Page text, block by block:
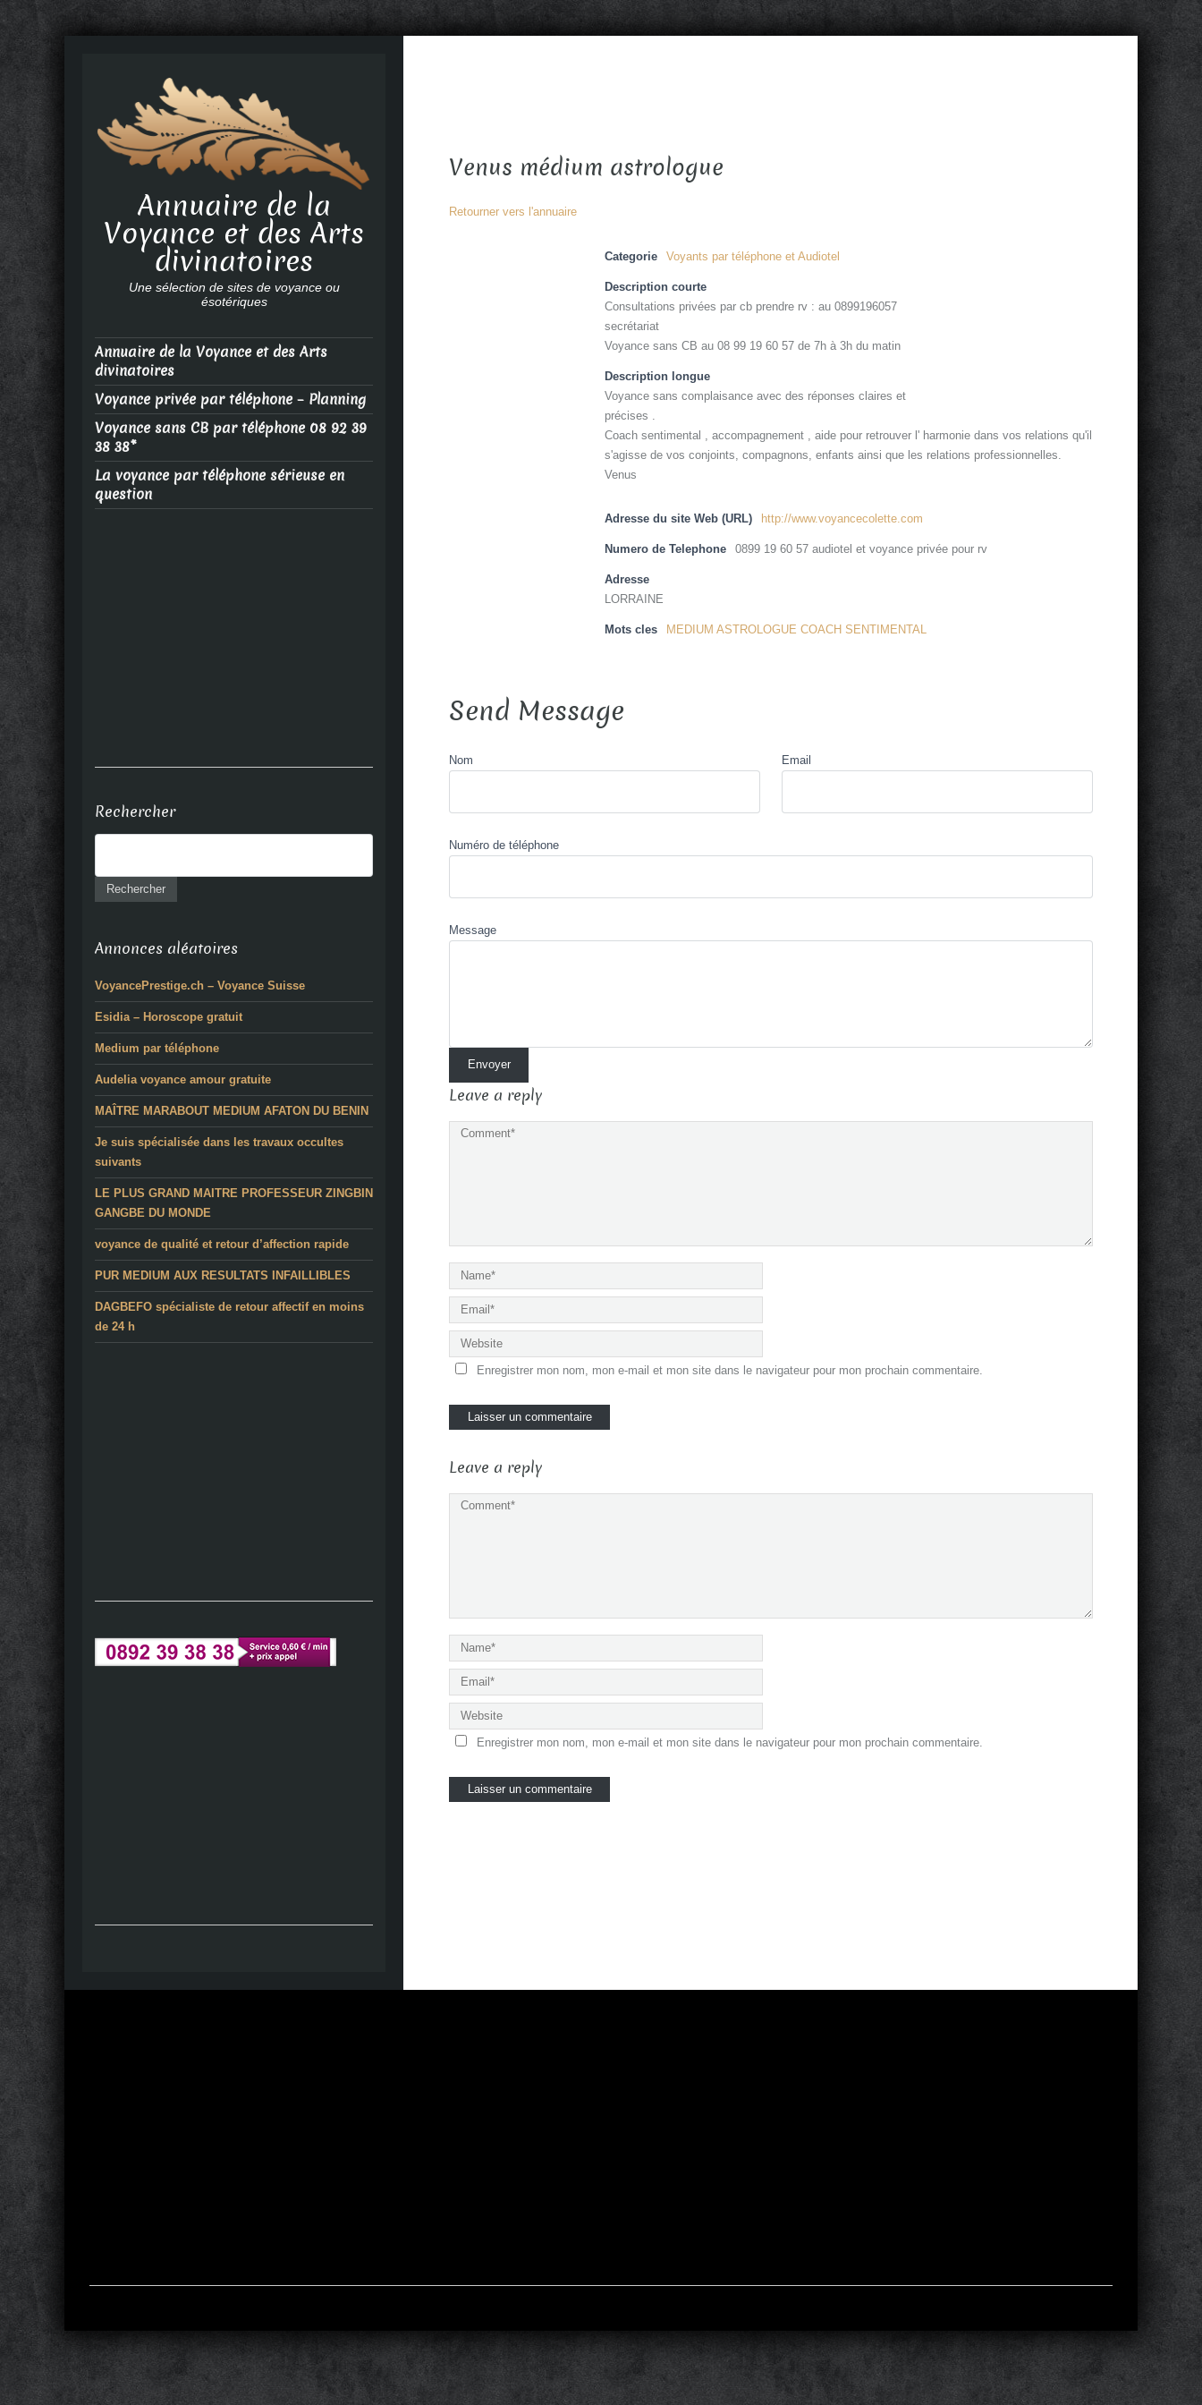
Venus médium astrologue
Retourner vers l'annuaire
Categorie Voyants par téléphone et Audiotel
Description courte
Consultations privées par cb prendre rv : au 0899196057
secrétariat
Voyance sans CB au 08 99 19 60 57 de 7h à 3h du matin
Description longue
Voyance sans complaisance avec des réponses claires et
précises .
Coach sentimental , accompagnement , aide pour retrouver l' harmonie dans vos relations qu'il
s'agisse de vos conjoints, compagnons, enfants ainsi que les relations professionnelles.
Venus
Adresse du site Web (URL) http://www.voyancecolette.com
Numero de Telephone 0899 19 60 57 audiotel et voyance privée pour rv
Adresse
LORRAINE
Mots cles MEDIUM ASTROLOGUE COACH SENTIMENTAL
Send Message
Nom Email
Numéro de téléphone
Message
Leave a reply
Enregistrer mon nom, mon e-mail et mon site dans le navigateur pour mon prochain commentaire.
Leave a reply
Enregistrer mon nom, mon e-mail et mon site dans le navigateur pour mon prochain commentaire.
Annuaire de la
Voyance et des Arts
divinatoires
Une sélection de sites de voyance ou
ésotériques
Annuaire de la Voyance et des Arts
divinatoires
Voyance privée par téléphone – Planning
Voyance sans CB par téléphone 08 92 39
38 38*
La voyance par téléphone sérieuse en
question
Rechercher
Annonces aléatoires
VoyancePrestige.ch – Voyance Suisse
Esidia – Horoscope gratuit
Medium par téléphone
Audelia voyance amour gratuite
MAÎTRE MARABOUT MEDIUM AFATON DU BENIN
Je suis spécialisée dans les travaux occultes
suivants
LE PLUS GRAND MAITRE PROFESSEUR ZINGBIN
GANGBE DU MONDE
voyance de qualité et retour d’affection rapide
PUR MEDIUM AUX RESULTATS INFAILLIBLES
DAGBEFO spécialiste de retour affectif en moins
de 24 h